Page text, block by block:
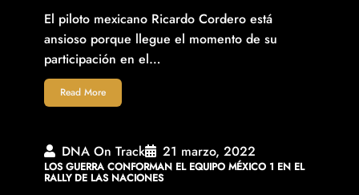
El piloto mexicano Ricardo Cordero está
ansioso porque llegue el momento de su
participación en el…
Read More
DNA On Track 21 marzo, 2022
LOS GUERRA CONFORMAN EL EQUIPO MÉXICO 1 EN EL
RALLY DE LAS NACIONES